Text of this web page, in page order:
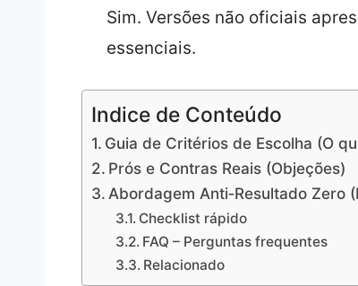
Sim. Versões não oficiais
essenciais.
Indice de Conteúdo
Guia de Critérios de Escolha (O
Prós e Contras Reais (Objeções)
Abordagem Anti‑Resultado Zero
Checklist rápido
FAQ – Perguntas frequentes
Relacionado